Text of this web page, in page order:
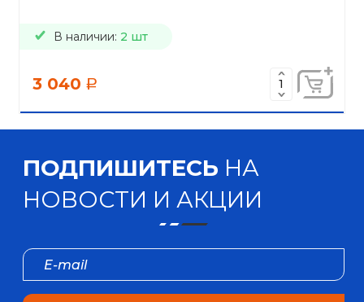
В наличии: 2 шт
3 040 a
ПОДПИШИТЕСЬ НА
НОВОСТИ И АКЦИИ